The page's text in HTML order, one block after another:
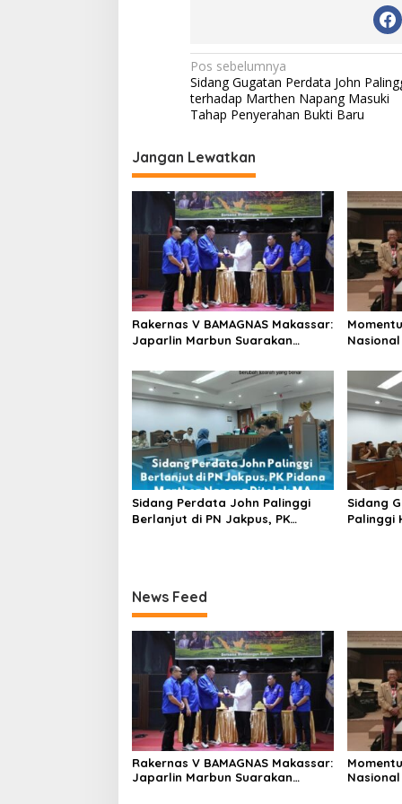
N
a
v
i
g
a
s
i
p
o
s
Pos sebelumnya
Sidang Gugatan Perdata John
terhadap Marthen Napang Masuki
Tahap Penyerahan Bukti Baru
Jangan Lewatkan
Rakernas V BAMAGNAS Makassar:
Japarlin Marbun Suarakan
Rakernas VI di Bangkok
Bersatu
Sidang Perdata John Palinggi
Berlanjut di PN Jakpus, PK
Sidang
Palinggi
News Feed
Rakernas V BAMAGNAS Makassar:
Japarlin Marbun Suarakan